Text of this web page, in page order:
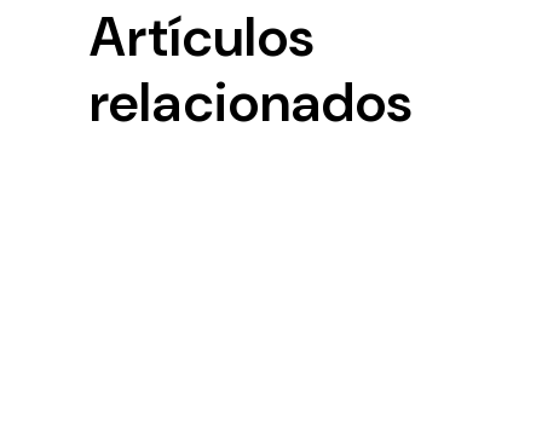
Artículos
relacionados